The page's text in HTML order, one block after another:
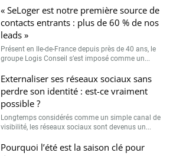
« SeLoger est notre première source de
contacts entrants : plus de 60 % de nos
leads »
Présent en Ile-de-France depuis près de 40 ans, le
groupe Logis Conseil s’est imposé comme un...
Externaliser ses réseaux sociaux sans
perdre son identité : est-ce vraiment
possible ?
Longtemps considérés comme un simple canal de
visibilité, les réseaux sociaux sont devenus un...
Pourquoi l’été est la saison clé pour